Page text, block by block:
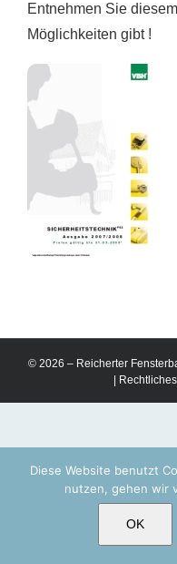
Entnehmen Sie
Möglichkeiten gibt !
© 2026 – Reicherter
| Rechtliches
Diese Website benutzt
nutzen, gehen wir
OK